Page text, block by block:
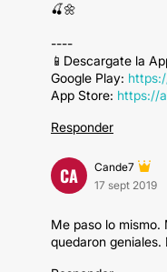
🍒🌼
----
📱Descargate la
Google Play:
App Store: https://
Responder
CA
Cande7
17 sept 2019
Me paso lo
quedaron geniales.